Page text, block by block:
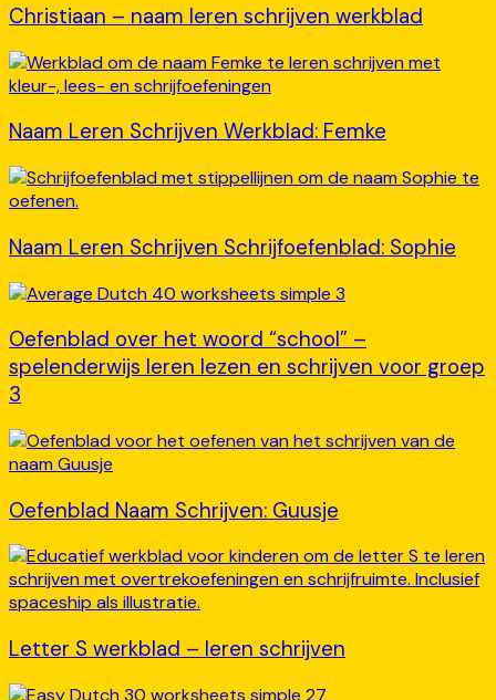
Christiaan – naam leren schrijven werkblad
Naam Leren Schrijven Werkblad: Femke
Naam Leren Schrijven Schrijfoefenblad: Sophie
Oefenblad over het woord “school” –
spelenderwijs leren lezen en schrijven voor groep
3
Oefenblad Naam Schrijven: Guusje
Letter S werkblad – leren schrijven